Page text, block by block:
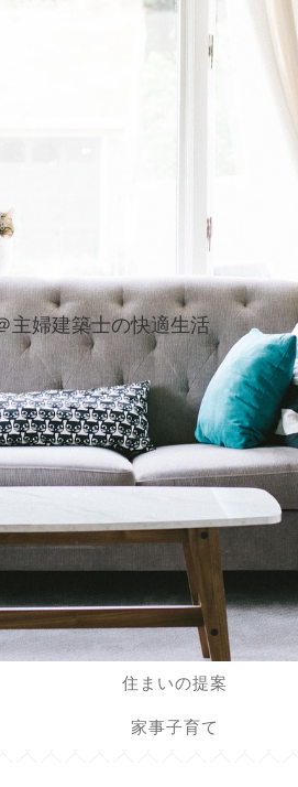
主婦建築士の快適生活
住まいの提案
家事子育て